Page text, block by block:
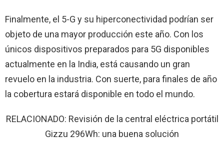
Finalmente, el 5-G y su hiperconectividad podrían ser
objeto de una mayor producción este año. Con los
únicos dispositivos preparados para 5G disponibles
actualmente en la India, está causando un gran
revuelo en la industria. Con suerte, para finales de año
la cobertura estará disponible en todo el mundo.
RELACIONADO: Revisión de la central eléctrica portátil
Gizzu 296Wh: una buena solución